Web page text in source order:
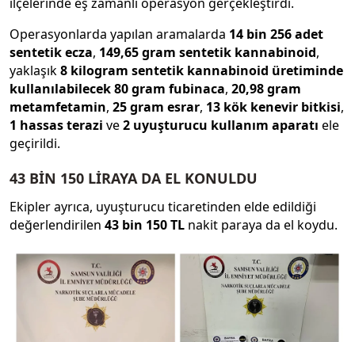
ilçelerinde eş zamanlı operasyon gerçekleştirdi.
Operasyonlarda yapılan aramalarda 14 bin 256 adet
sentetik ecza, 149,65 gram sentetik kannabinoid,
yaklaşık8 kilogram sentetik kannabinoid üretiminde
kullanılabilecek 80 gram fubinaca, 20,98 gram
metamfetamin, 25 gram esrar, 13 kök kenevir bitkisi,
1 hassas terazi ve2 uyuşturucu kullanım aparatı ele
geçirildi.
43 BİN 150 LİRAYA DA EL KONULDU
Ekipler ayrıca, uyuşturucu ticaretinden elde edildiği
değerlendirilen 43 bin 150 TL nakit paraya da el koydu.